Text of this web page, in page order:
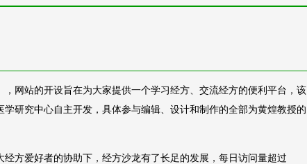
网站的开设旨在为大家提供一个学习经方、交流经方的便利平台，该
研究中心自主开发，具体参与编辑、设计和制作的全部为黄煌教授的
爱好者的协助下，经方沙龙有了长足的发展，每日访问量超过